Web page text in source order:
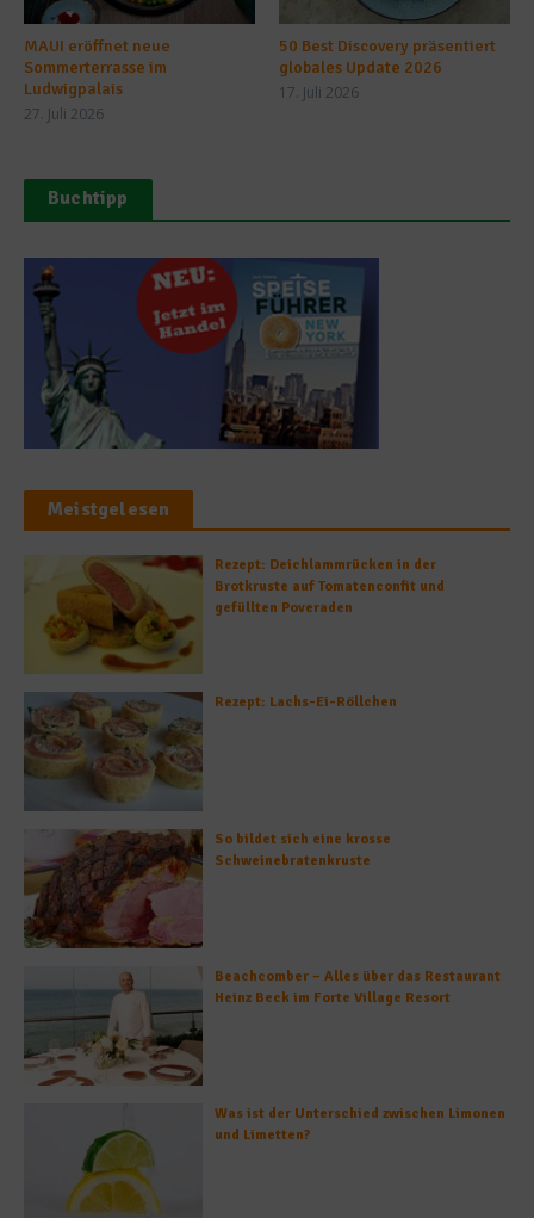
MAUI eröffnet neue
Sommerterrasse im
Ludwigpalais
27. Juli 2026
50 Best Discovery präsentiert
globales Update 2026
17. Juli 2026
Buchtipp
Meistgelesen
Rezept: Deichlammrücken in der
Brotkruste auf Tomatenconfit und
gefüllten Poveraden
Rezept: Lachs-Ei-Röllchen
So bildet sich eine krosse
Schweinebratenkruste
Beachcomber – Alles über das Restaurant
Heinz Beck im Forte Village Resort
Was ist der Unterschied zwischen Limonen
und Limetten?